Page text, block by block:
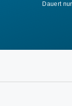
Dauert